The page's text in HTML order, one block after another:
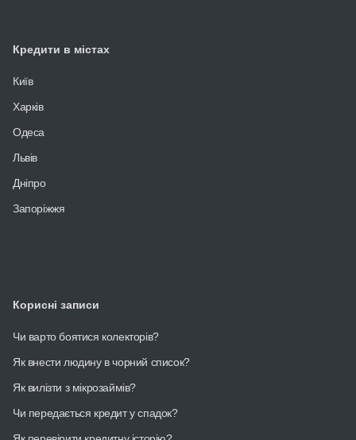
Кредити в містах
Київ
Харків
Одеса
Львів
Дніпро
Запоріжжя
Корисні записи
Чи варто боятися колекторів?
Як внести людину в чорний список?
Як вилізти з мікрозаймів?
Чи передається кредит у спадок?